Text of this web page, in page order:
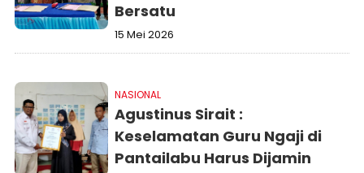
Bersatu
15 Mei 2026
NASIONAL
Agustinus Sirait :
Keselamatan Guru Ngaji di
Pantailabu Harus Dijamin